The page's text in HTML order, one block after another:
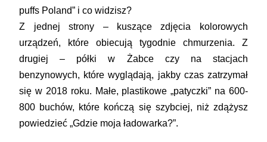
puffs Poland” i co widzisz?
Z jednej strony – kuszące zdjęcia kolorowych
urządzeń, które obiecują tygodnie chmurzenia. Z
drugiej – półki w Żabce czy na stacjach
benzynowych, które wyglądają, jakby czas zatrzymał
się w 2018 roku. Małe, plastikowe „patyczki” na 600-
800 buchów, które kończą się szybciej, niż zdążysz
powiedzieć „Gdzie moja ładowarka?”.